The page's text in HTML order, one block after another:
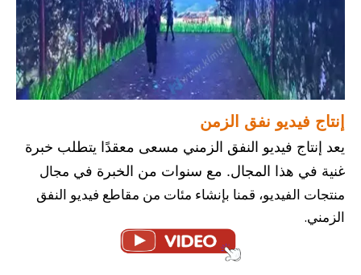
إنتاج فيديو نفق الزمن
يعد إنتاج فيديو النفق الزمني مسعى معقدًا يتطلب خبرة
غنية في هذا المجال. مع سنوات من الخبرة في مجال
منتجات الفيديو، قمنا بإنشاء مئات من مقاطع فيديو النفق
الزمني.